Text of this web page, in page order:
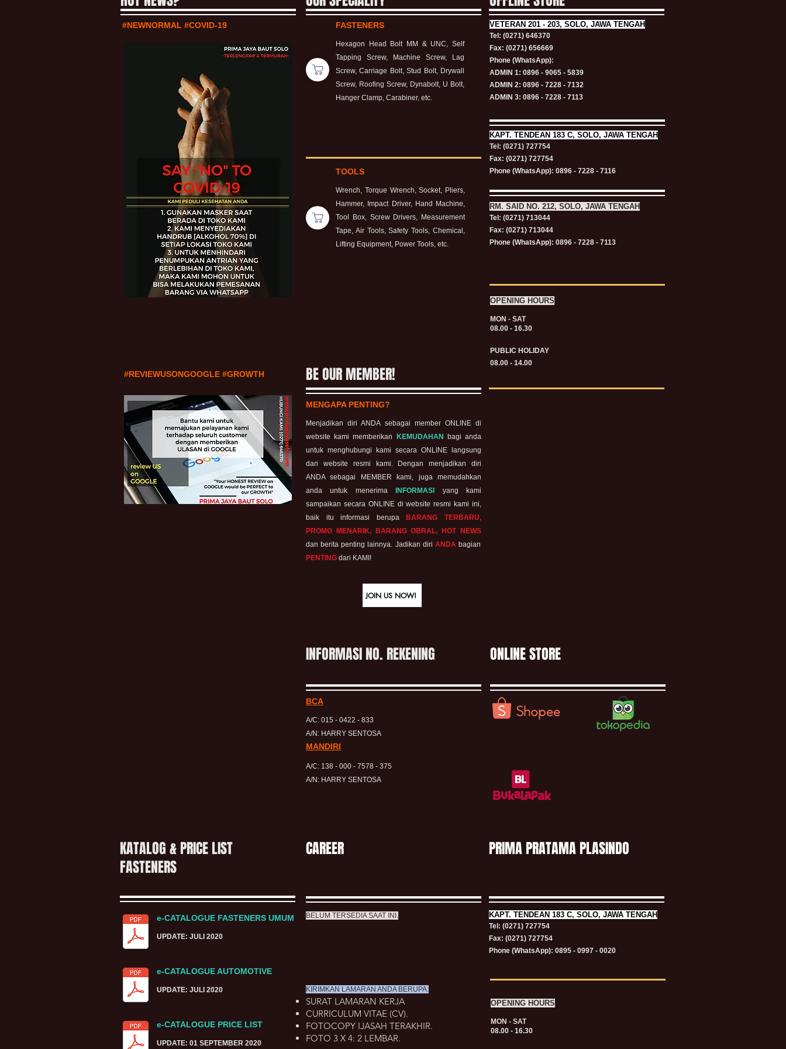
#NEWNORMAL #COVID-19
#REVIEWUSONGOOGLE #GROWTH
FASTENERS
Hexagon Head Bolt MM & UNC, Self
Tapping Screw, Machine Screw, Lag
Screw, Carriage Bolt, Stud Bolt, Drywall
Screw, Roofing Screw, Dynabolt, U Bolt,
Hanger Clamp, Carabiner, etc.
VETERAN 201 - 203, SOLO, JAWA TENGAH
Tel: (0271) 646370
Fax: (0271) 656669
Phone (WhatsApp):
ADMIN 1: 0896 - 9065 - 5839
ADMIN 2: 0896 - 7228 - 7132
ADMIN 3: 0896 - 7228 - 7113
TOOLS
Wrench, Torque Wrench, Socket, Pliers,
Hammer, Impact Driver, Hand Machine,
Tool Box, Screw Drivers, Measurement
Tape, Air Tools, Safety Tools, Chemical,
Lifting Equipment, Power Tools, etc.
KAPT. TENDEAN 183 C, SOLO, JAWA TENGAH
Tel: (0271) 727754
Fax: (0271) 727754
Phone (WhatsApp): 0896 - 7228 - 7116
RM. SAID NO. 212, SOLO, JAWA TENGAH
Tel: (0271) 713044
Fax: (0271) 713044
Phone (WhatsApp): 0896 - 7228 - 7113
BE OUR MEMBER!
OPENING HOURS
MON - SAT
08.00 - 16.30
PUBLIC HOLIDAY
08.00 - 14.00
MENGAPA PENTING?
Menjadikan diri ANDA sebagai member ONLINE di
website kami memberikan
KEMUDAHAN
bagi anda
untuk menghubungi kami secara ONLINE langsung
dari website resmi kami. Dengan menjadikan diri
ANDA sebagai MEMBER kami, juga memudahkan
anda untuk menerima
INFORMASI
yang kami
sampaikan secara ONLINE di website resmi kami ini,
baik itu informasi berupa
BARANG TERBARU,
PROMO MENARIK, BARANG OBRAL, HOT NEWS
dan berita penting lainnya. Jadikan diri ANDAbagian
PENTING dari KAMI!
JOIN US NOW!
INFORMASI NO. REKENING ONLINE STORE
BCA
A/C: 015 - 0422 - 833
A/N: HARRY SENTOSA
MANDIRI
A/C: 138 - 000 - 7578 - 375
A/N: HARRY SENTOSA
KATALOG & PRICE LIST
FASTENERS
CAREER PRIMA PRATAMA PLASINDO
e-CATALOGUE FASTENERS UMUM
UPDATE: JULI 2020
e-CATALOGUE AUTOMOTIVE
UPDATE: JULI 2020
e-CATALOGUE PRICE LIST
UPDATE: 01 SEPTEMBER 2020
BELUM TERSEDIA SAAT INI.
KIRIMKAN LAMARAN ANDA BERUPA:
SURAT LAMARAN KERJA
CURRICULUM VITAE (CV).
FOTOCOPY IJASAH TERAKHIR.
FOTO 3 X 4: 2 LEMBAR.
OPENING HOURS
MON - SAT
08.00 - 16.30
KAPT. TENDEAN 183 C, SOLO, JAWA TENGAH
Tel: (0271) 727754
Fax: (0271) 727754
Phone (WhatsApp): 0895 - 0997 - 0020